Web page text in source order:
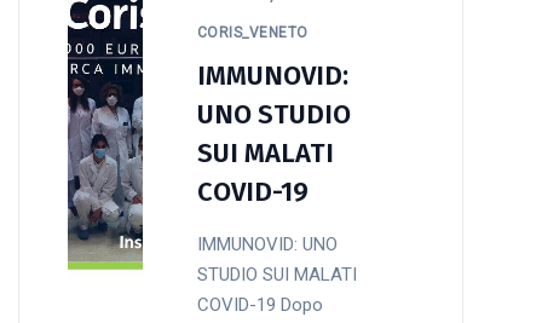
CORIS_VENETO
IMMUNOVID:
UNO STUDIO
SUI MALATI
COVID-19
IMMUNOVID: UNO
STUDIO SUI MALATI
COVID-19 Dopo